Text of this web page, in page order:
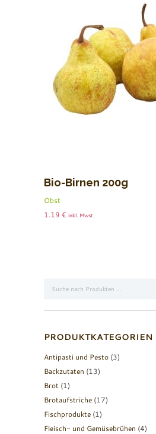
Bio-Birnen 200g
Obst
1.19 € inkl. Mwst
PRODUKTKATEGORIEN
Antipasti und Pesto (3)
Backzutaten (13)
Brot (1)
Brotaufstriche (17)
Fischprodukte (1)
Fleisch- und Gemüsebrühen (4)